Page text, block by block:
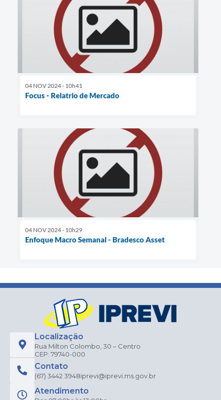
04 NOV 2024 - 10h41
Focus - Relatrio de Mercado
04 NOV 2024 - 10h29
Enfoque Macro Semanal - Bradesco Asset
Localização
Rua Milton Colombo, 30 – Centro
CEP: 79740-000
Contato
(67) 3442 3948iprevi@iprevi.ms.gov.br
Atendimento